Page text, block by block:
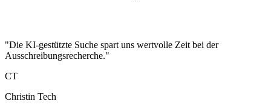
"Die KI-gestützte Suche spart uns wertvolle Zeit bei der
Ausschreibungsrecherche."
CT
Christin Tech